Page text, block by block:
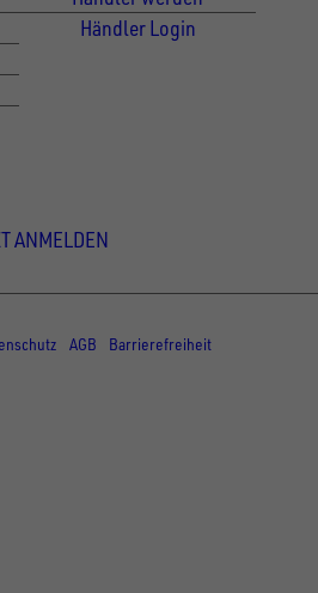
Händler Login
ANMELDEN
AGB Barrierefreiheit